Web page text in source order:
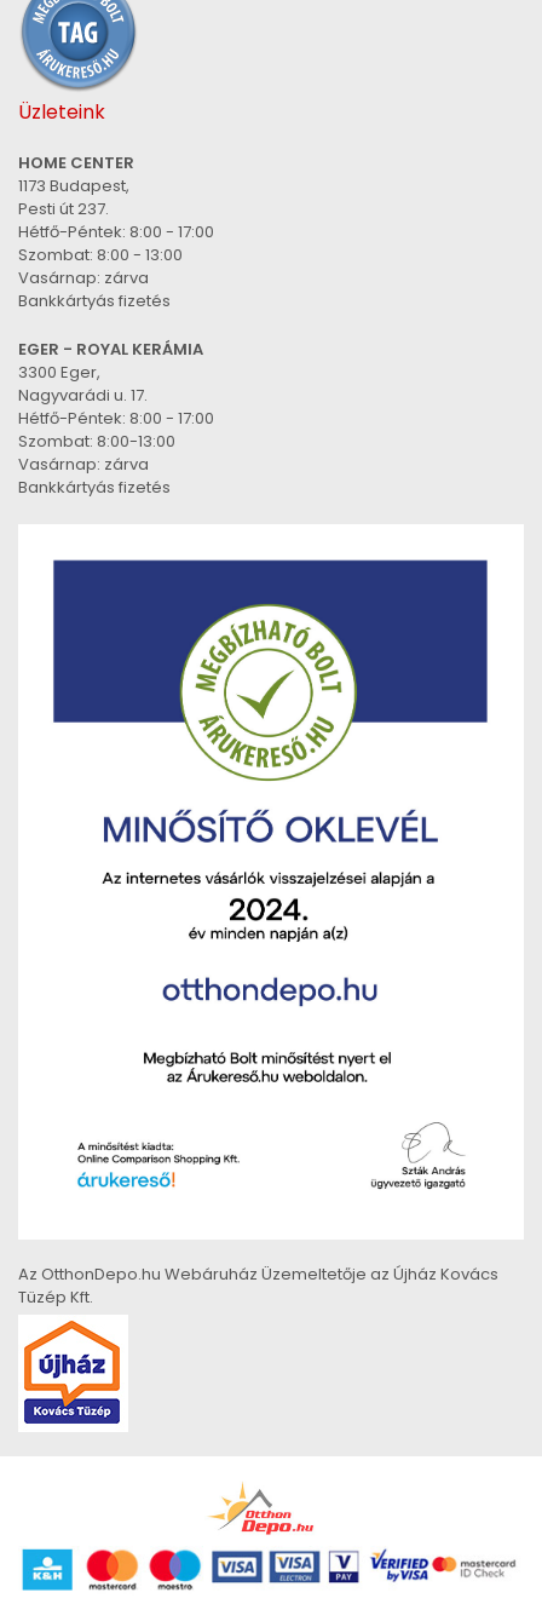
Üzleteink
HOME CENTER
1173 Budapest,
Pesti út 237.
Hétfő-Péntek: 8:00 - 17:00
Szombat: 8:00 - 13:00
Vasárnap: zárva
Bankkártyás fizetés
EGER - ROYAL KERÁMIA
3300 Eger,
Nagyvarádi u. 17.
Hétfő-Péntek: 8:00 - 17:00
Szombat: 8:00-13:00
Vasárnap: zárva
Bankkártyás fizetés
Az OtthonDepo.hu Webáruház Üzemeltetője az Újház Kovács
Tüzép Kft.